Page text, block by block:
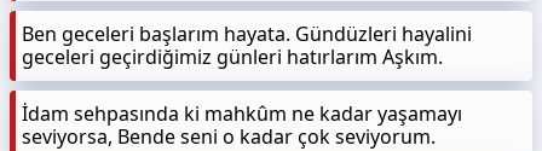
Ben geceleri başlarım hayata. Gündüzleri hayalini
geceleri geçirdiğimiz günleri hatırlarım Aşkım.
İdam sehpasında ki mahkûm ne kadar yaşamayı
seviyorsa, Bende seni o kadar çok seviyorum.